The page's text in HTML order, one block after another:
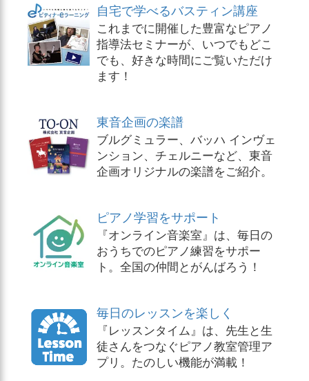
自宅で学べるバスティン講座
これまでに開催した豊富なピアノ
指導法セミナーが、いつでもどこ
でも、好きな時間にご覧いただけ
ます！
東音企画の楽譜
ブルグミュラー、バッハ インヴェ
ンション、チェルニーなど、東音
企画オリジナルの楽譜をご紹介。
ピアノ学習をサポート
『オンライン音楽室』は、毎日の
おうちでのピアノ練習をサポー
ト。全国の仲間とがんばろう！
毎日のレッスンを楽しく
『レッスンタイム』は、先生と生
徒さんをつなぐピアノ教室管理ア
プリ。たのしい機能が満載！